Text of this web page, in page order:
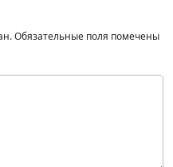
Обязательные поля помечены